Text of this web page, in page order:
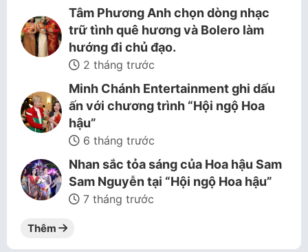
Tâm Phương Anh chọn dòng nhạc
trữ tình quê hương và Bolero làm
hướng đi chủ đạo.
2 tháng trước
Minh Chánh Entertainment ghi dấu
ấn với chương trình “Hội ngộ Hoa
hậu”
6 tháng trước
Nhan sắc tỏa sáng của Hoa hậu Sam
Sam Nguyễn tại “Hội ngộ Hoa hậu”
7 tháng trước
Thêm